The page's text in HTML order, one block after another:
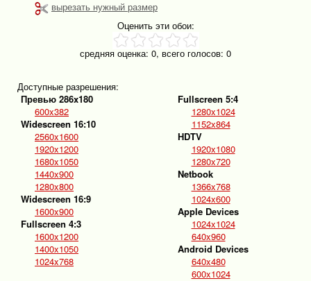
вырезать нужный размер
Оценить эти обои:
средняя оценка: 0, всего голосов: 0
Доступные разрешения:
Превью 286x180
600x382
Widescreen 16:10
2560x1600
1920x1200
1680x1050
1440x900
1280x800
Widescreen 16:9
1600x900
Fullscreen 4:3
1600x1200
1400x1050
1024x768
Fullscreen 5:4
1280x1024
1152x864
HDTV
1920x1080
1280x720
Netbook
1366x768
1024x600
Apple Devices
1024x1024
640x960
Android Devices
640x480
600x1024